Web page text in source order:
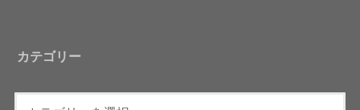
カテゴリー